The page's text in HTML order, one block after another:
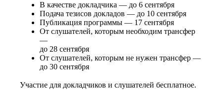
В качестве докладчика — до 6 сентября
Подача тезисов докладов — до 10 сентября
Публикация программы — 17 сентября
От слушателей, которым необходим трансфер
—
до 28 сентября
От слушателей, которым не нужен трансфер —
до 30 сентября
Участие для докладчиков и слушателей бесплатное.